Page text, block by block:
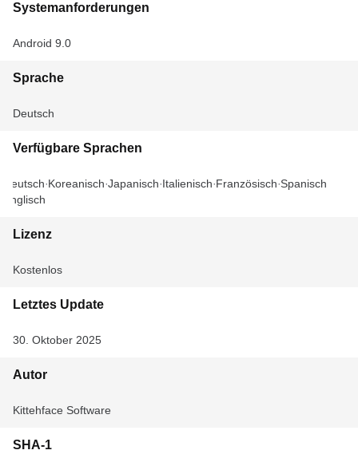
Systemanforderungen
Android 9.0
Sprache
Deutsch
Verfügbare Sprachen
Deutsch Koreanisch Japanisch Italienisch Französisch Spanisch
Englisch
Lizenz
Kostenlos
Letztes Update
30. Oktober 2025
Autor
Kittehface Software
SHA-1